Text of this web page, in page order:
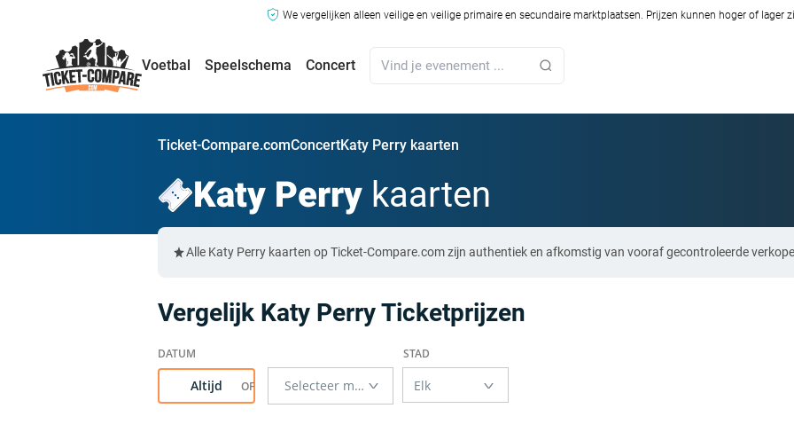
We vergelijken alleen veilige en veilige primaire en secundaire marktplaatsen. Prijzen kunnen hoger of lager
Voetbal Speelschema Concert
Ticket-Compare.comConcertKaty Perry kaarten
Katy Perry kaarten
Alle Katy Perry kaarten op Ticket-Compare.com zijn authentiek en afkomstig van vooraf gecontroleerde
Vergelijk Katy Perry Ticketprijzen
Altijd